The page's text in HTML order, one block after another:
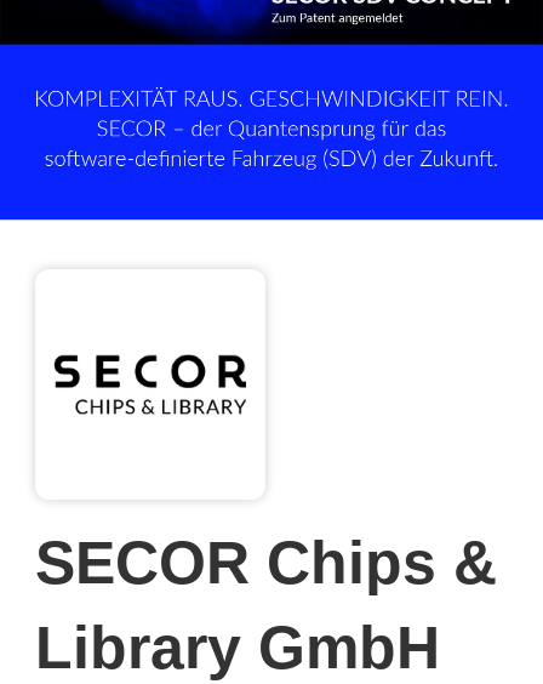
SECOR Chips &
Library GmbH